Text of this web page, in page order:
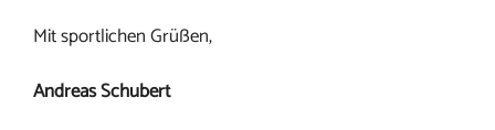
Mit sportlichen Grüßen,
Andreas Schubert